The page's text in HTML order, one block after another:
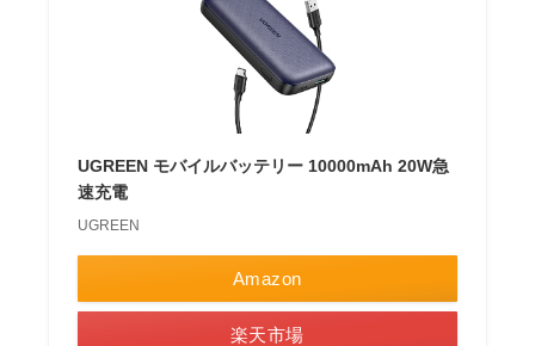
UGREEN モバイルバッテリー 10000mAh 20W急
速充電
UGREEN
Amazon
楽天市場